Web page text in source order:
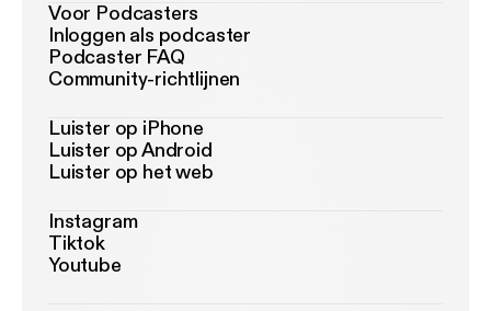
Voor Podcasters
Inloggen als podcaster
Podcaster FAQ
Community-richtlijnen
Luister op iPhone
Luister op Android
Luister op het web
Instagram
Tiktok
Youtube